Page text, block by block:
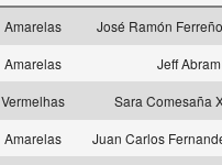
Amarelas
José Ramón
Amarelas
Jeff Abram
Vermelhas
Sara Comesaña
Amarelas
Juan Carlos